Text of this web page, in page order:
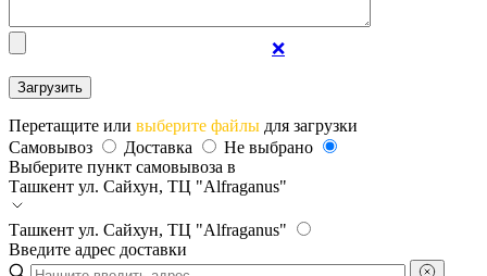
❌
Перетащите или выберите файлы для загрузки
Самовывоз
Доставка
Не выбрано
Выберите пункт самовывоза в
Ташкент ул. Сайхун, ТЦ "Alfraganus"
Ташкент ул. Сайхун, ТЦ "Alfraganus"
Введите адрес доставки